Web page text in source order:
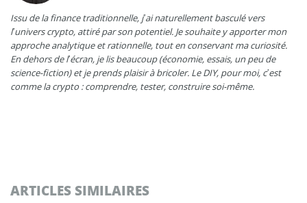
Issu de la finance traditionnelle, j’ai naturellement basculé vers
l’univers crypto, attiré par son potentiel. Je souhaite y apporter mon
approche analytique et rationnelle, tout en conservant ma curiosité.
En dehors de l’écran, je lis beaucoup (économie, essais, un peu de
science-fiction) et je prends plaisir à bricoler. Le DIY, pour moi, c’est
comme la crypto : comprendre, tester, construire soi-même.
ARTICLES SIMILAIRES